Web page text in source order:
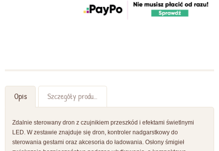
Opis Szczegóły produktu
Zdalnie sterowany dron z czujnikiem przeszkód i efektami świetlnymi
LED. W zestawie znajduje się dron, kontroler nadgarstkowy do
sterowania gestami oraz akcesoria do ładowania. Osłony śmigieł